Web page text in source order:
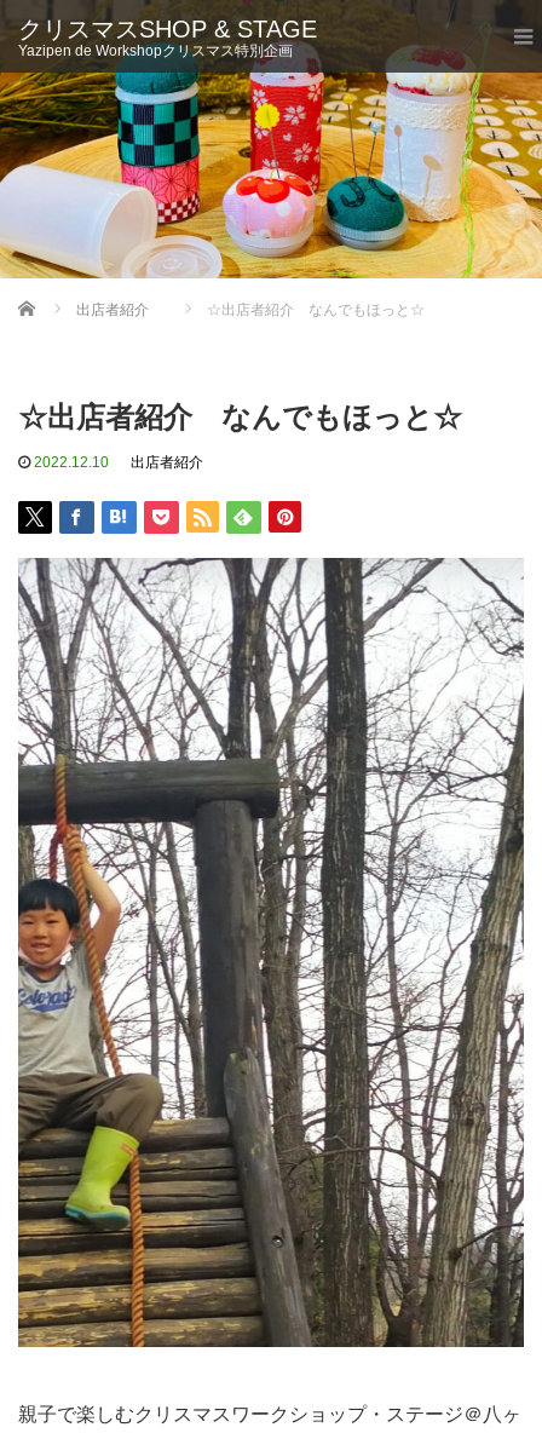
クリスマスSHOP & STAGE
Yazipen de Workshopクリスマス特別企画
Home 出店者紹介 ☆出店者紹介 なんでもほっと☆
☆出店者紹介 なんでもほっと☆
2022.12.10 出店者紹介
親子で楽しむクリスマスワークショップ・ステージ＠八ヶ